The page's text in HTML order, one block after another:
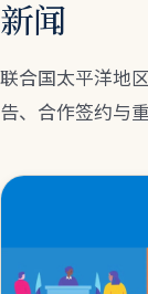
新闻
联合国太平洋地
告、合作签约与